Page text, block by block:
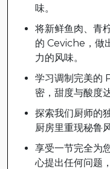
味。
将新鲜鱼肉、青
的 Ceviche，做
力的风味。
学习调制完美的
密，甜度与酸度
探索我们厨师的
厨房里重现秘鲁风
享受一节完全为
心提出任何问题